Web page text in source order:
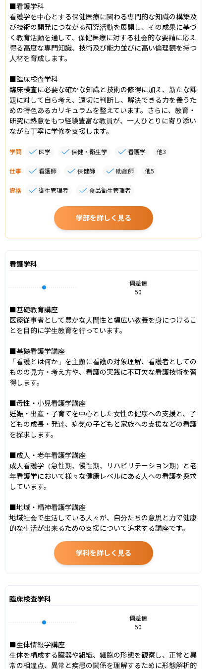
■看護学科
看護学を中心とする保健医療に関わる専門的な知識の構築及
び技術の開発につながる研究活動を展開し、その成果に基づ
く教育活動を通して、保健医療に対する社会的な要請に応え
得る高度な専門知識、技術及び能力並びに高い倫理観を持つ
人材を育成します。
■臨床検査学科
臨床検査に必要な確かな知識と技術の修得に加え、新たな課
題に対して自ら考え、適切に判断し、解決できる力を養うた
めの特色あるカリキュラムを整えています。さらに、教育・
研究に熱意をもつ経験豊富な教員が、一人ひとりに寄り添い
ながら丁寧に学修を支援します。
学問 医学 保健・衛生学 看護学 他3
仕事 看護師 保健師 助産師 他5
資格 衛生管理者 食品衛生管理者
学部を詳しく見る
看護学科
偏差値
50
■基礎教育講座
医療従事者として豊かな人間性と幅広い教養を身につけるこ
とを目的に学生教育を行っています。
■基礎看護学講座
「看護とは何か」を主題に看護の対象理解、看護者としての
ものの見方・考え方や、看護の実践に不可欠な看護技術を習
得します。
■母性・小児看護学講座
妊娠・出産・子育てを中心とした女性の健康への支援と、子
どもの成長・発達、病気の子どもと家族への支援などの看護
を探求します。
■成人・老年看護学講座
成人看護学（急性期、慢性期、リハビリテーション期）と老
年看護学において様々な健康レベルにある人への看護を探求
しています。
■地域・精神看護学講座
地域社会で生活している人々が、自分たちの意思と力で健康
的な生活が出来るための支援について追求する講座です。
学科を詳しく見る
臨床検査学科
偏差値
50
■生体情報学講座
生体を構成する臓器や組織、細胞の形態を観察し、正常と異
常の相違点、異常と疾患の関係を理解するために形態解析的